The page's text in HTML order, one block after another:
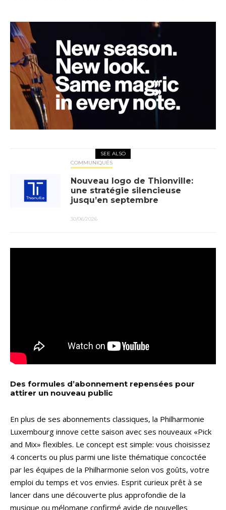
SEE ALSO
COMMUNIQUÉS
Nouveau logo de Thionville:
une stratégie silencieuse
jusqu’en septembre
30/06/2026
Des formules d’abonnement repensées pour
attirer un nouveau public
En plus de ses abonnements classiques, la Philharmonie
Luxembourg innove cette saison avec ses nouveaux «Pick
and Mix» flexibles. Le concept est simple: vous choisissez
4 concerts ou plus parmi une liste thématique concoctée
par les équipes de la Philharmonie selon vos goûts, votre
emploi du temps et vos envies. Esprit curieux prêt à se
lancer dans une découverte plus approfondie de la
musique ou mélomane confirmé avide de nouvelles